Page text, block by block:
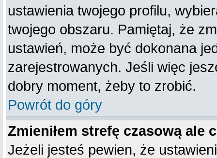
ustawienia twojego profilu,
twojego obszaru. Pamiętaj, że
ustawień, może być dokonana
zarejestrowanych. Jeśli więc
dobry moment, żeby to zrobić.
Powrót do góry
Zmieniłem strefę czasową ale
Jeżeli jesteś pewien, że